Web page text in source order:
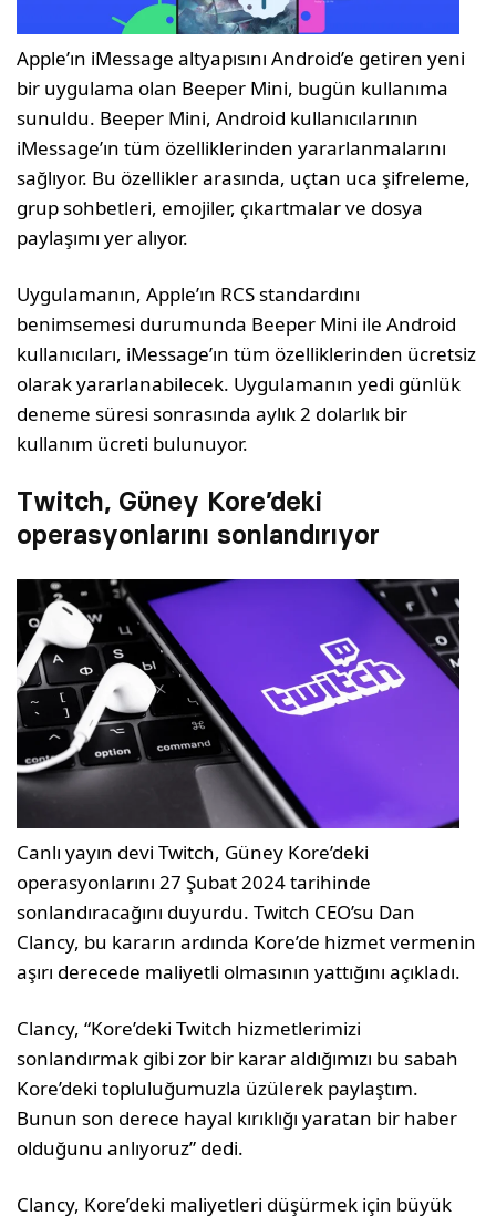
Apple’ın iMessage altyapısını Android’e getiren yeni
bir uygulama olan Beeper Mini, bugün kullanıma
sunuldu. Beeper Mini, Android kullanıcılarının
iMessage’ın tüm özelliklerinden yararlanmalarını
sağlıyor. Bu özellikler arasında, uçtan uca şifreleme,
grup sohbetleri, emojiler, çıkartmalar ve dosya
paylaşımı yer alıyor.
Uygulamanın, Apple’ın RCS standardını
benimsemesi durumunda Beeper Mini ile Android
kullanıcıları, iMessage’ın tüm özelliklerinden ücretsiz
olarak yararlanabilecek. Uygulamanın yedi günlük
deneme süresi sonrasında aylık 2 dolarlık bir
kullanım ücreti bulunuyor.
Twitch, Güney Kore’deki
operasyonlarını sonlandırıyor
Canlı yayın devi Twitch, Güney Kore’deki
operasyonlarını 27 Şubat 2024 tarihinde
sonlandıracağını duyurdu. Twitch CEO’su Dan
Clancy, bu kararın ardında Kore’de hizmet vermenin
aşırı derecede maliyetli olmasının yattığını açıkladı.
Clancy, “Kore’deki Twitch hizmetlerimizi
sonlandırmak gibi zor bir karar aldığımızı bu sabah
Kore’deki topluluğumuzla üzülerek paylaştım.
Bunun son derece hayal kırıklığı yaratan bir haber
olduğunu anlıyoruz” dedi.
Clancy, Kore’deki maliyetleri düşürmek için büyük